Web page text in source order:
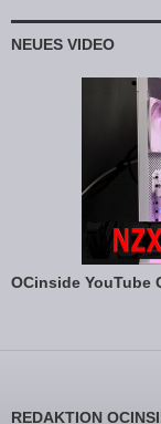
NEUES VIDEO
OCinside YouTube
REDAKTION